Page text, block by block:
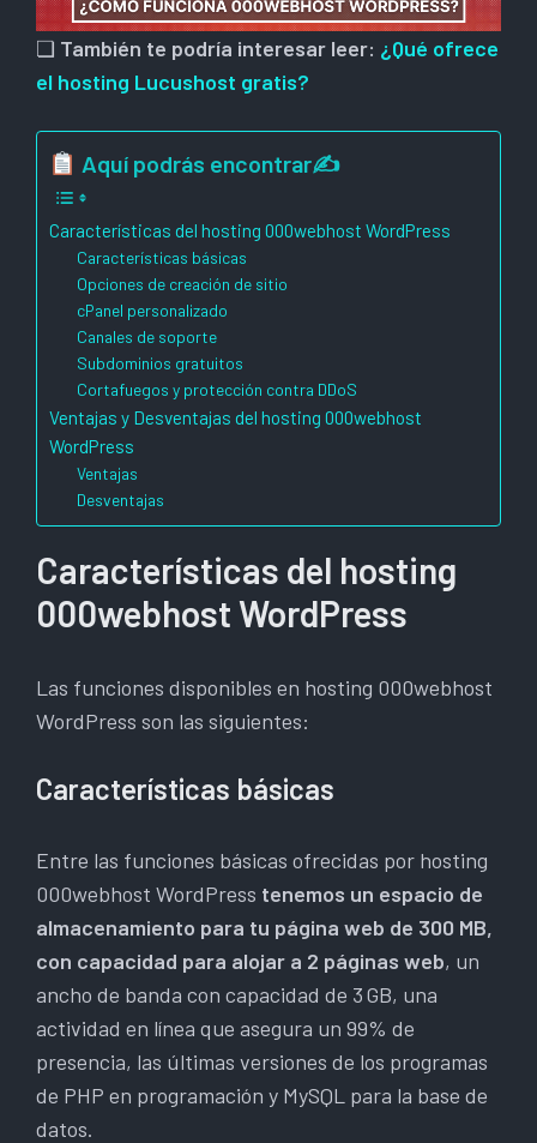
❏ También te podría interesar leer: ¿Qué ofrece
el hosting Lucushost gratis?
Aquí podrás encontrar✍
Características del hosting 000webhost WordPress
Características básicas
Opciones de creación de sitio
cPanel personalizado
Canales de soporte
Subdominios gratuitos
Cortafuegos y protección contra DDoS
Ventajas y Desventajas del hosting 000webhost
WordPress
Ventajas
Desventajas
Características del hosting
000webhost WordPress
Las funciones disponibles en hosting 000webhost
WordPress son las siguientes:
Características básicas
Entre las funciones básicas ofrecidas por hosting
000webhost WordPress tenemos un espacio de
almacenamiento para tu página web de 300 MB,
con capacidad para alojar a 2 páginas web, un
ancho de banda con capacidad de 3 GB, una
actividad en línea que asegura un 99% de
presencia, las últimas versiones de los programas
de PHP en programación y MySQL para la base de
datos.